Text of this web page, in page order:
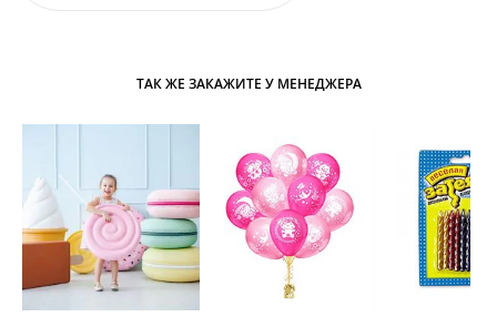
ТАК ЖЕ ЗАКАЖИТЕ У МЕНЕДЖЕРА